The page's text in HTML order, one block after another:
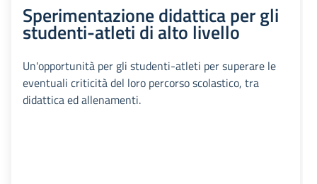
Sperimentazione didattica per gli
studenti-atleti di alto livello
Un'opportunità per gli studenti-atleti per superare le
eventuali criticità del loro percorso scolastico, tra
didattica ed allenamenti.